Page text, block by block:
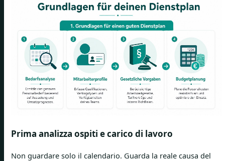
Prima analizza ospiti e carico di lavoro
Non guardare solo il calendario. Guarda la reale causa del